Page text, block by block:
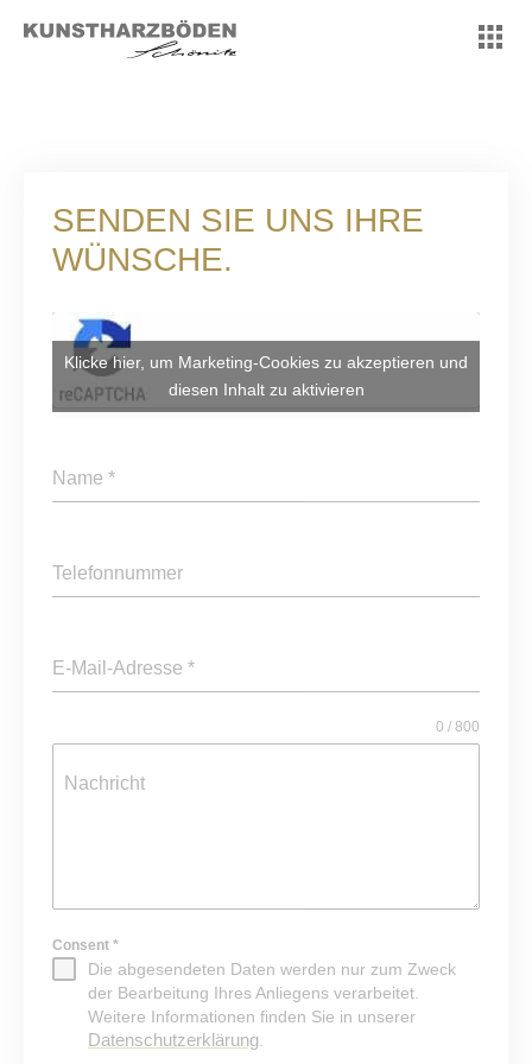
SENDEN SIE UNS IHRE
WÜNSCHE.
Klicke hier, um Marketing-Cookies zu akzeptieren und
diesen Inhalt zu aktivieren
Name *
Telefonnummer
E-Mail-Adresse *
Nachricht
0 / 800
Consent *
Die abgesendeten Daten werden nur zum Zweck
der Bearbeitung Ihres Anliegens verarbeitet.
Weitere Informationen finden Sie in unserer
Datenschutzerklärung